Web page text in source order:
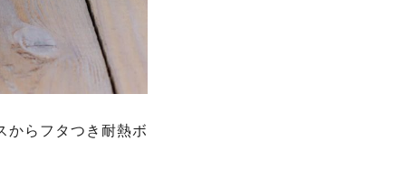
からフタつき耐熱ボ